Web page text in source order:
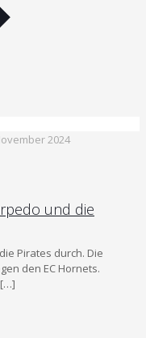
2024
und die
Pirates durch. Die
den EC Hornets.
[…]